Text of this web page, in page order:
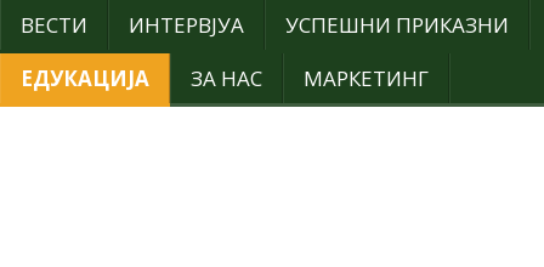
ВЕСТИ ИНТЕРВЈУА
УСПЕШНИ ПРИКАЗНИ
ЕДУКАЦИЈА
ЗА НАС МАРКЕТИНГ